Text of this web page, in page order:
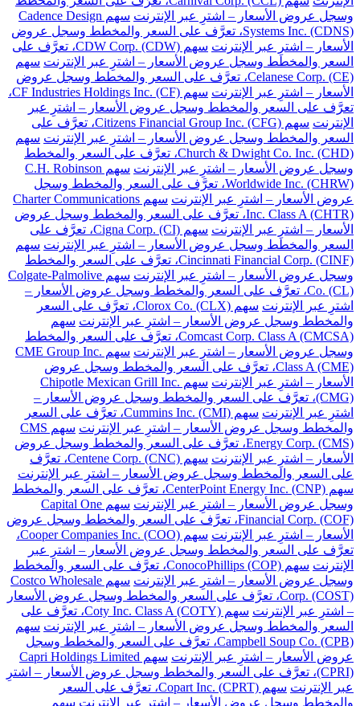
وسجل عروض الأسعار – اشترِ عبر الإنترنت
سهم Cadence Design
Systems Inc. (CDNS)، تعرَّف على السعر والمخطط وسجل عروض
الأسعار – اشترِ عبر الإنترنت
سهم CDW Corp. (CDW)، تعرَّف على
السعر والمخطط وسجل عروض الأسعار – اشترِ عبر الإنترنت سهم
Celanese Corp. (CE)، تعرَّف على السعر والمخطط وسجل عروض
الأسعار – اشترِ عبر الإنترنت
سهم CF Industries Holdings Inc. (CF)،
تعرَّف على السعر والمخطط وسجل عروض الأسعار – اشترِ عبر
الإنترنت
سهم Citizens Financial Group Inc. (CFG)، تعرَّف على
السعر والمخطط وسجل عروض الأسعار – اشترِ عبر الإنترنت سهم
Church & Dwight Co. Inc. (CHD)، تعرَّف على السعر والمخطط
وسجل عروض الأسعار – اشترِ عبر الإنترنت
سهم C.H. Robinson
Worldwide Inc. (CHRW)، تعرَّف على السعر والمخطط وسجل
عروض الأسعار – اشترِ عبر الإنترنت
سهم Charter Communications
Inc. Class A (CHTR)، تعرَّف على السعر والمخطط وسجل عروض
الأسعار – اشترِ عبر الإنترنت
سهم Cigna Corp. (CI)، تعرَّف على
السعر والمخطط وسجل عروض الأسعار – اشترِ عبر الإنترنت سهم
Cincinnati Financial Corp. (CINF)، تعرَّف على السعر والمخطط
وسجل عروض الأسعار – اشترِ عبر الإنترنت
سهم Colgate-Palmolive
Co. (CL)، تعرَّف على السعر والمخطط وسجل عروض الأسعار –
اشترِ عبر الإنترنت
سهم Clorox Co. (CLX)، تعرَّف على السعر
والمخطط وسجل عروض الأسعار – اشترِ عبر الإنترنت سهم
Comcast Corp. Class A (CMCSA)، تعرَّف على السعر والمخطط
وسجل عروض الأسعار – اشترِ عبر الإنترنت
سهم CME Group Inc.
Class A (CME)، تعرَّف على السعر والمخطط وسجل عروض
الأسعار – اشترِ عبر الإنترنت
سهم Chipotle Mexican Grill Inc.
(CMG)، تعرَّف على السعر والمخطط وسجل عروض الأسعار –
اشترِ عبر الإنترنت
سهم Cummins Inc. (CMI)، تعرَّف على السعر
والمخطط وسجل عروض الأسعار – اشترِ عبر الإنترنت
سهم CMS
Energy Corp. (CMS)، تعرَّف على السعر والمخطط وسجل عروض
الأسعار – اشترِ عبر الإنترنت
سهم Centene Corp. (CNC)، تعرَّف
على السعر والمخطط وسجل عروض الأسعار – اشترِ عبر الإنترنت
سهم CenterPoint Energy Inc. (CNP)، تعرَّف على السعر والمخطط
وسجل عروض الأسعار – اشترِ عبر الإنترنت
سهم Capital One
Financial Corp. (COF)، تعرَّف على السعر والمخطط وسجل عروض
الأسعار – اشترِ عبر الإنترنت
سهم Cooper Companies Inc. (COO)،
تعرَّف على السعر والمخطط وسجل عروض الأسعار – اشترِ عبر
الإنترنت
سهم ConocoPhillips (COP)، تعرَّف على السعر والمخطط
وسجل عروض الأسعار – اشترِ عبر الإنترنت
سهم Costco Wholesale
Corp. (COST)، تعرَّف على السعر والمخطط وسجل عروض الأسعار
– اشترِ عبر الإنترنت
سهم Coty Inc. Class A (COTY)، تعرَّف على
السعر والمخطط وسجل عروض الأسعار – اشترِ عبر الإنترنت سهم
Campbell Soup Co. (CPB)، تعرَّف على السعر والمخطط وسجل
عروض الأسعار – اشترِ عبر الإنترنت
سهم Capri Holdings Limited
(CPRI)، تعرَّف على السعر والمخطط وسجل عروض الأسعار – اشترِ
عبر الإنترنت
سهم Copart Inc. (CPRT)، تعرَّف على السعر
والمخطط وسجل عروض الأسعار – اشترِ عبر الإنترنت سهم